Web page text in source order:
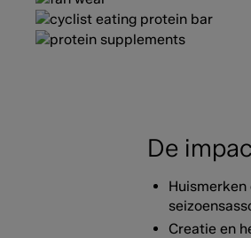
De
Creatie en